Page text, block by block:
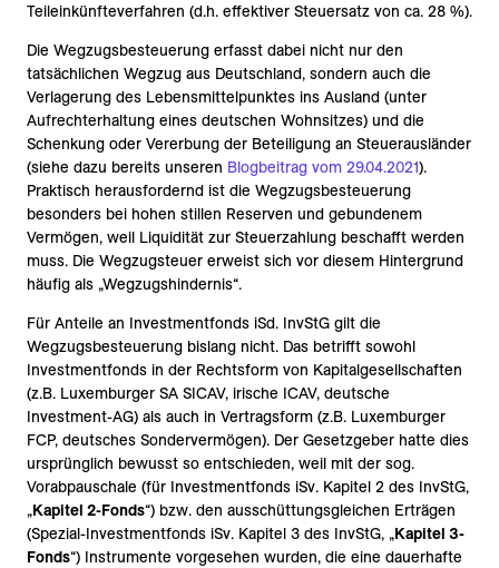
Teileinkünfteverfahren (d.h. effektiver Steuersatz von ca. 28 %).
Die Wegzugsbesteuerung erfasst dabei nicht nur den
tatsächlichen Wegzug aus Deutschland, sondern auch die
Verlagerung des Lebensmittelpunktes ins Ausland (unter
Aufrechterhaltung eines deutschen Wohnsitzes) und die
Schenkung oder Vererbung der Beteiligung an Steuerausländer
(siehe dazu bereits unseren Blogbeitrag vom 29.04.2021).
Praktisch herausfordernd ist die Wegzugsbesteuerung
besonders bei hohen stillen Reserven und gebundenem
Vermögen, weil Liquidität zur Steuerzahlung beschafft werden
muss. Die Wegzugsteuer erweist sich vor diesem Hintergrund
häufig als „Wegzugshindernis“.
Für Anteile an Investmentfonds iSd. InvStG gilt die
Wegzugsbesteuerung bislang nicht. Das betrifft sowohl
Investmentfonds in der Rechtsform von Kapitalgesellschaften
(z.B. Luxemburger SA SICAV, irische ICAV, deutsche
Investment-AG) als auch in Vertragsform (z.B. Luxemburger
FCP, deutsches Sondervermögen). Der Gesetzgeber hatte dies
ursprünglich bewusst so entschieden, weil mit der sog.
Vorabpauschale (für Investmentfonds iSv. Kapitel 2 des InvStG,
„Kapitel 2-Fonds“) bzw. den ausschüttungsgleichen Erträgen
(Spezial-Investmentfonds iSv. Kapitel 3 des InvStG, „Kapitel 3-
Fonds“) Instrumente vorgesehen wurden, die eine dauerhafte